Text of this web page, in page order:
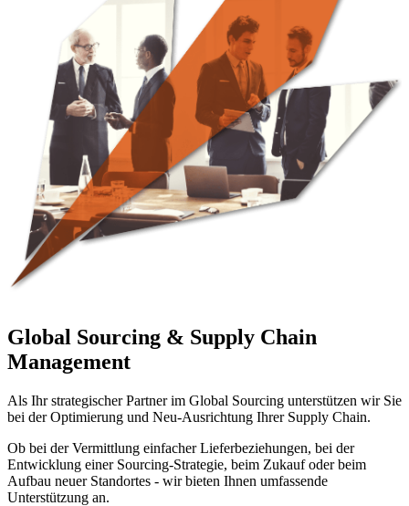
Global Sourcing & Supply Chain
Management
Als Ihr strategischer Partner im Global Sourcing unterstützen wir Sie
bei der Optimierung und Neu-Ausrichtung Ihrer Supply Chain.
Ob bei der Vermittlung einfacher Lieferbeziehungen, bei der
Entwicklung einer Sourcing-Strategie, beim Zukauf oder beim
Aufbau neuer Standortes - wir bieten Ihnen umfassende
Unterstützung an.